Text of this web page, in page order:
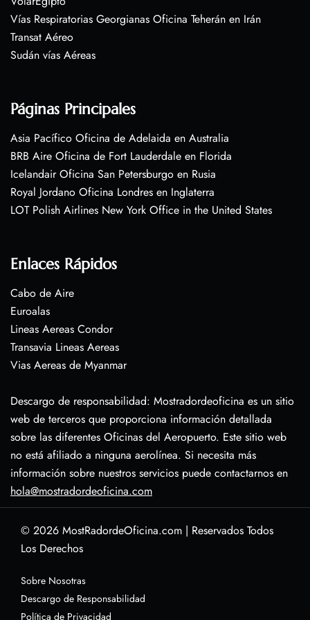
Vías Respiratorias Georgianas Oficina Teherán en Irán
Transat Aéreo
Sudán vías Aéreas
Páginas Principales
Asia Pacífico Oficina de Adelaida en Australia
BRB Aire Oficina de Fort Lauderdale en Florida
Icelandair Oficina San Petersburgo en Rusia
Royal Jordano Oficina Londres en Inglaterra
LOT Polish Airlines New York Office in the United States
Enlaces Rápidos
Cabo de Aire
Euroalas
Lineas Aereas Condor
Transavia Lineas Aereas
Vias Aereas de Myanmar
Descargo de responsabilidad: Mostradordeoficina es un sitio
web de terceros que proporciona información detallada
sobre las diferentes Oficinas del Aeropuerto. Este sitio web
no está afiliado a ninguna aerolínea. Si necesita más
información sobre nuestros servicios puede contactarnos en
hola@mostradordeoficina.com
© 2026 MostRadordeOficina.com | Reservados Todos
Los Derechos
Sobre Nosotras
Descargo de Responsabilidad
Política de Privacidad